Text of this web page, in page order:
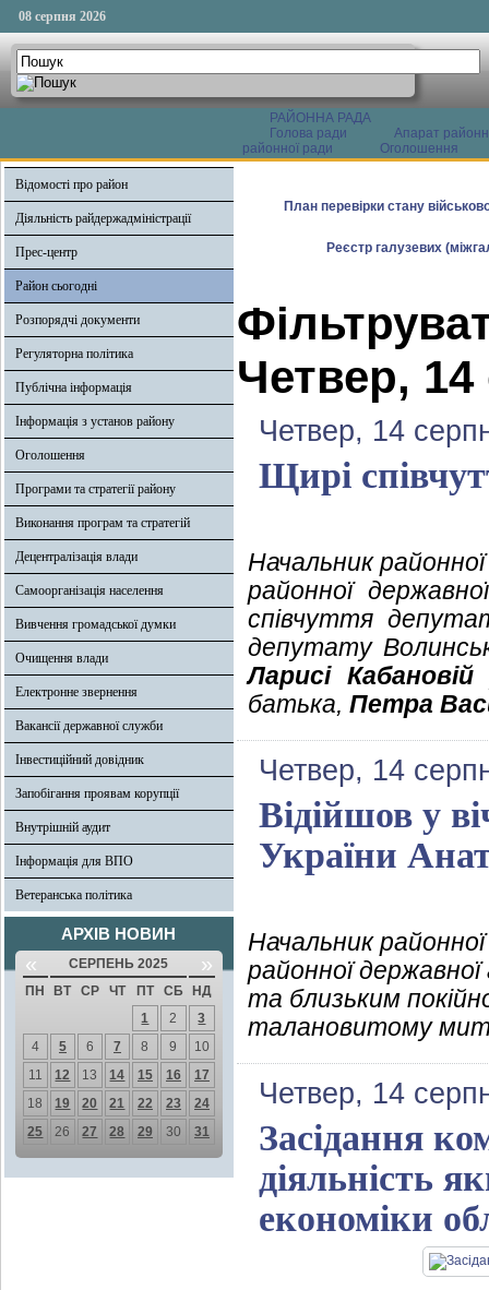
08 серпня 2026
РАЙОННА РАДА
Голова ради
Апарат
районної ради
Оголошення
Відомості про район
Діяльність райдержадміністрації
Прес-центр
Район сьогодні
Розпорядчі документи
Регуляторна політика
Публічна інформація
Інформація з установ району
Оголошення
Програми та стратегії району
Виконання програм та стратегій
Децентралізація влади
Самоорганізація населення
Вивчення громадської думки
Очищення влади
Електронне звернення
Вакансії державної служби
Інвестиційний довідник
Запобігання проявам корупції
Внутрішній аудит
Інформація для ВПО
Ветеранська політика
АРХІВ НОВИН
« СЕРПЕНЬ 2025 »
ПН ВТ СР ЧТ ПТ СБ
НД
1
2
3
4
5 6 7 8 9
10
11
12 13 14 15 16
17
18
19 20 21 22 23
24
25
26 27 28 29 30 31
План перевірки стану
Реєстр галузевих
Четвер, 14
Четвер, 14
Щирі
Начальник районної
районної
співчуття
депутату
Ларисі Кабановій
батька, Петра
Четвер, 14
Відійшов у
України
Начальник районної
районної
та близьким
талановитому
Четвер, 14
Засідання
діяльність
економіки